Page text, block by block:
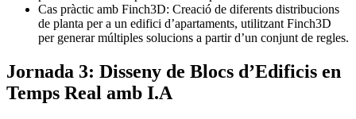
Cas pràctic amb Finch3D: Creació de diferents distribucions
de planta per a un edifici d’apartaments, utilitzant Finch3D
per generar múltiples solucions a partir d’un conjunt de regles.
Jornada 3: Disseny de Blocs d’Edificis en
Temps Real amb I.A